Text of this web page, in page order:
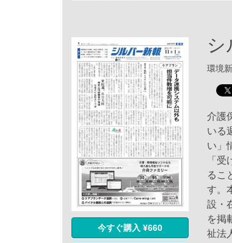
今すぐ購入 ¥660
シ
環境
介護
いる
い」
「
るこ
す。
設・
を掲
祉法